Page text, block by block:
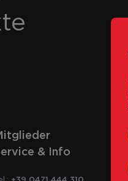
& Info
+39 0471 444 310